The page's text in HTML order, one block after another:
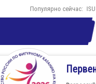
Популярно сейчас: